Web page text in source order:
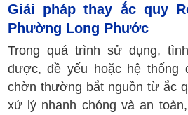
Giải pháp thay ắc quy
Phường Long Phước
Trong quá trình sử dụng,
được, đề yếu hoặc hệ thống
chờn thường bắt nguồn từ ắc
xử lý nhanh chóng và an